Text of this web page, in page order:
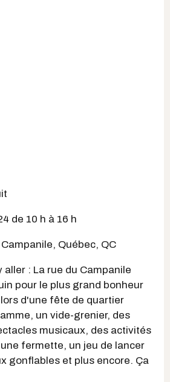
de 10 h à 16 h
Québec, QC
aller : La rue du Campanile
pour le plus grand bonheur
d'une fête de quartier
un vide-grenier, des
musicaux, des activités
fermette, un jeu de lancer
gonflables et plus encore. Ça